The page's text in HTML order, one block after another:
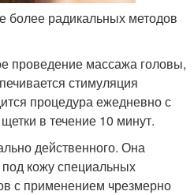
более радикальных методов
проведение массажа головы,
стимуляция
процедура ежедневно с
в течение 10 минут.
действенного. Она
кожу специальных
с применением чрезмерно